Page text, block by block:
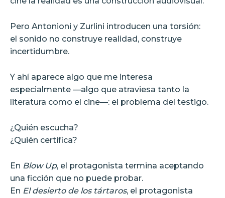
Pero Antonioni y Zurlini introducen una torsión:
el sonido no construye realidad, construye
incertidumbre.
Y ahí aparece algo que me interesa
especialmente —algo que atraviesa tanto la
literatura como el cine—: el problema del testigo.
¿Quién escucha?
¿Quién certifica?
En Blow Up, el protagonista termina aceptando
una ficción que no puede probar.
En El desierto de los tártaros, el protagonista